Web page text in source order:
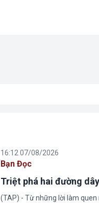
16:12 07/08/2026
Bạn Đọc
Triệt phá hai đường
(TAP) - Từ những lời làm quen